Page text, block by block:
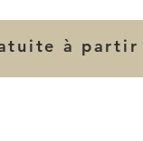
à partir